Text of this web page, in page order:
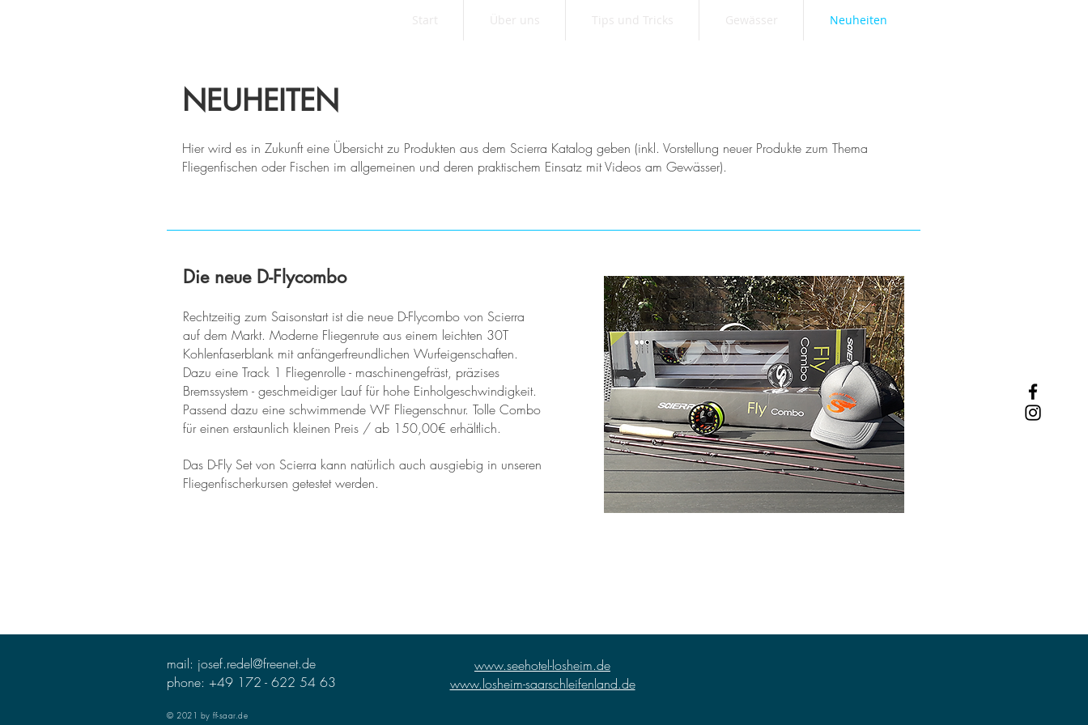
Start Über uns Tips und Tricks Gewässer Neuheiten
NEUHEITEN
Hier wird es in Zukunft eine Übersicht zu Produkten aus dem Scierra Katalog geben (inkl. Vorstellung neuer Produkte zum Thema
Fliegenfischen oder Fischen im allgemeinen und deren praktischem Einsatz mit Videos am Gewässer).
Die neue D-Flycombo
Rechtzeitig zum Saisonstart ist die neue D-Flycombo von Scierra
auf dem Markt. Moderne Fliegenrute aus einem leichten 30T
Kohlenfaserblank mit anfängerfreundlichen Wurfeigenschaften.
Dazu eine Track 1 Fliegenrolle - maschinengefräst, präzises
Bremssystem - geschmeidiger Lauf für hohe Einholgeschwindigkeit.
Passend dazu eine schwimmende WF Fliegenschnur. Tolle Combo
für einen erstaunlich kleinen Preis / ab 150,00€ erhältlich.
Das D-Fly Set von Scierra kann natürlich auch ausgiebig in unseren
Fliegenfischerkursen getestet werden.
mail: josef.redel@freenet.de
phone: +49 172 - 622 54 63
© 2021 by ff-saar.de
www.seehotel-losheim.de
www.losheim-saarschleifenland.de